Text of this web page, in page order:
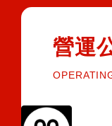
營運